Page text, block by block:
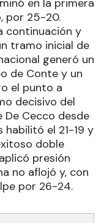
en la primera
por 25-20.
continuación y
tramo inicial de
generó un
de Conte y un
el punto a
decisivo del
Cecco desde
habilitó el 21-19 y
doble
presión
no aflojó y, con
por 26-24.